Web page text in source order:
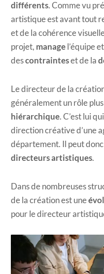
différents. Comme vu
artistique est avant tout
et de la cohérence
projet, manage l’équipe
descontrainteset de la
Le directeur de la
généralement un rôle
hiérarchique. C’est lui
direction créative d’une
département. Il peut
directeurs artistiques.
Dans de nombreuses
de la création est une
pour le directeur